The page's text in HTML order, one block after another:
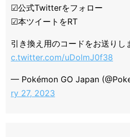
☑公式Twitterをフォロー
☑本ツイートをRT
引き換え用のコードをお送りし
c.twitter.com/uDolmJ0f38
— Pokémon GO Japan
ry 27, 2023